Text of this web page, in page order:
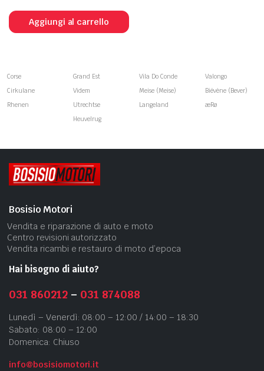
Aggiungi al carrello
Corse Grand Est Vila Do Conde
Valongo
Cirkulane
Videm Meise (Meise)
Biévène (Bever)
Rhenen
Utrechtse
Heuvelrug
Langeland æRø
Bosisio Motori
Vendita e riparazione di auto e moto
Centro revisioni autorizzato
Vendita ricambi e restauro di moto d’epoca
Hai bisogno di aiuto?
031 860212– 031 874088
Lunedì – Venerdì: 08:00 – 12:00 / 14:00 – 18:30
Sabato: 08:00 – 12:00
Domenica: Chiuso
info@bosisiomotori.it